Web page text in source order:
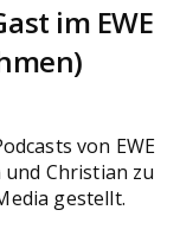
im EWE
von EWE
Christian zu
gestellt.